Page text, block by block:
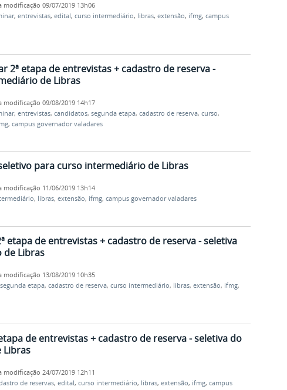
modificação 09/07/2019 13h06
, entrevistas, edital, curso intermediário, libras, extensão, ifmg, campus
2ª etapa de entrevistas + cadastro de reserva -
de Libras
modificação 09/08/2019 14h17
, entrevistas, candidatos, segunda etapa, cadastro de reserva, curso,
, campus governador valadares
para curso intermediário de Libras
modificação 11/06/2019 13h14
, libras, extensão, ifmg, campus governador valadares
etapa de entrevistas + cadastro de reserva - seletiva
Libras
modificação 13/08/2019 10h35
segunda etapa, cadastro de reserva, curso intermediário, libras, extensão, ifmg,
de entrevistas + cadastro de reserva - seletiva do
Libras
modificação 24/07/2019 12h11
de reservas, edital, curso intermediário, libras, extensão, ifmg, campus